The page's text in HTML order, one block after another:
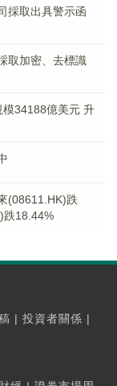
採取出具警示函
取加密、去標識
模34188億美元 升
(08611.HK)跌
跌18.44%
| 投資者關係 |